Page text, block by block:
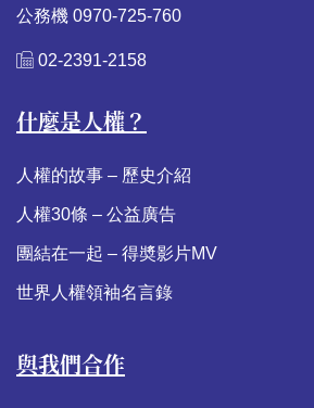
公務機 0970-725-760
02-2391-2158
什麼是人權？
人權的故事 – 歷史介紹
人權30條 – 公益廣告
團結在一起 – 得奬影片MV
世界人權領袖名言錄
與我們合作